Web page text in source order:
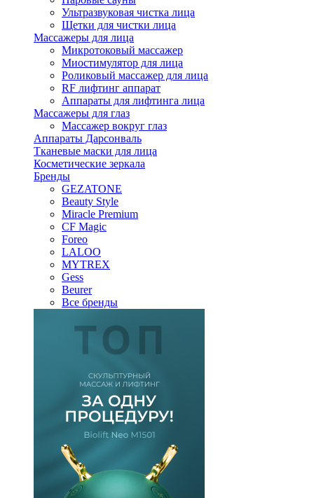
Ультразвуковая чистка лица
Щетки для чистки лица
Массажеры для лица
Микротоковый массажер
Миостимулятор для лица
Роликовый массажер для лица
RF лифтинг аппарат
Аппараты для лифтинга лица
Массажеры для глаз
Массажер вокруг глаз
Аппараты Дарсонваль
Тканевые маски для лица
Косметические зеркала
Бренды
GEZATONE
Beauty Style
Miracle Premium
CF Magic
Foreo
LALOO
MYTREX
Gess
Beurer
Все бренды